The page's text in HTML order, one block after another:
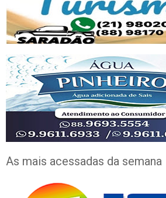
As mais acessadas da semana